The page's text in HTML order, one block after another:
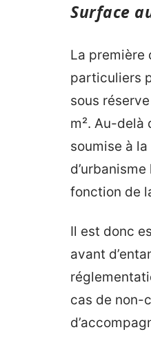
Surface
La première
particuliers
sous
m². Au-delà
soumise à
fonction de
Il est donc
avant
cas de non-